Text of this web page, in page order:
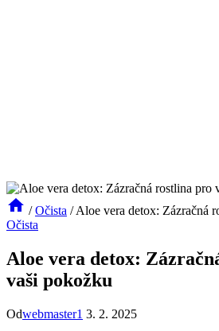
/ Očista / Aloe vera detox: Zázračná
Očista
Aloe vera detox:
vaši pokožku
Odwebmaster1 3. 2. 2025